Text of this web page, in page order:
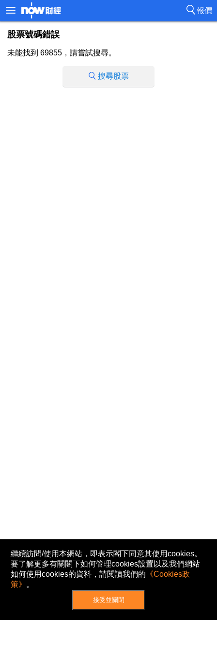
報價
股票號碼錯誤
未能找到 69855，請嘗試搜尋。
搜尋股票
繼續訪問/使用本網站，即表示閣下同意其使用cookies。
要了解更多有關閣下如何管理cookies設置以及我們網站
如何使用cookies的資料，請閱讀我們的 《Cookies政
策》 。
接受並關閉